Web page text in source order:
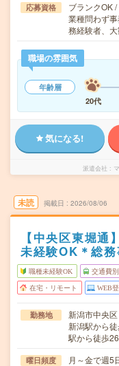
応募資格
ブランクOK
業種問わず
務経験者、
職場の雰囲気
年齢層
20代
気になる!
派遣会社
未読 掲載日 2026/08/06
【中央区東堀通
未経験OK＊総
職種未経験OK 交通費
在宅・リモート WEB
勤務地
新潟市中央区
新潟駅から
駅から徒歩
曜日頻度 月～金で週